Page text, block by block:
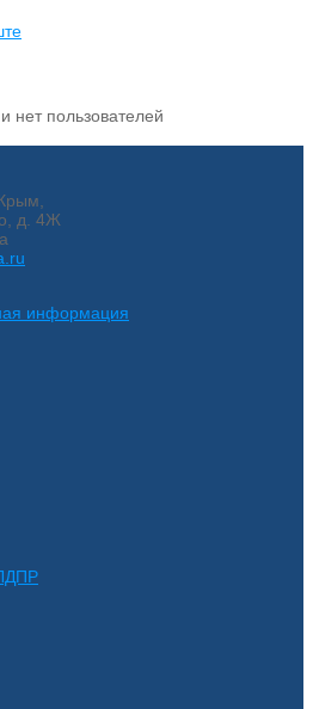
нет пользователей
д. 4Ж
информация